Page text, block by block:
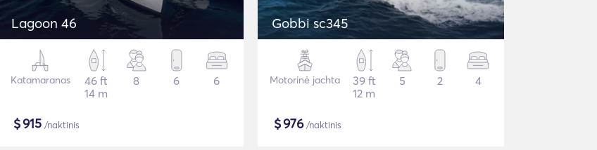
Lagoon 46
Katamaranas
46 ft
14 m
8 6 6
$915 /naktinis
Gobbi sc345
Motorinė jachta
39 ft
12 m
5 2 4
$976/naktinis